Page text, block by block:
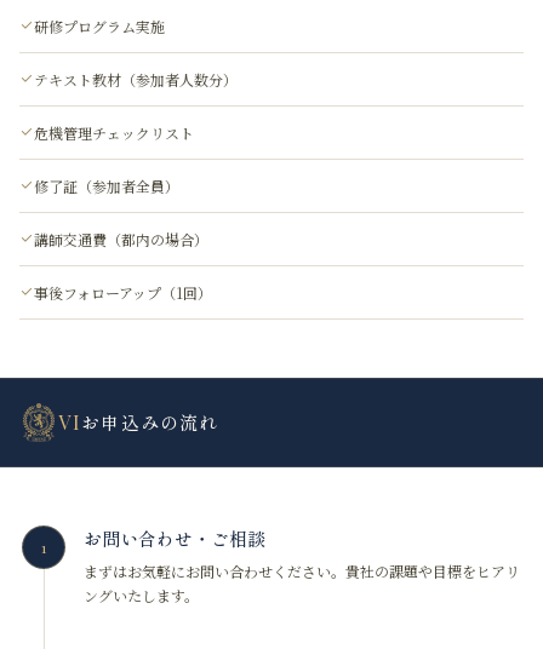
研修プログラム実施
テキスト教材（参加者人数分）
危機管理チェックリスト
修了証（参加者全員）
講師交通費（都内の場合）
事後フォローアップ（1回）
VIお申込みの流れ
1 お問い合わせ・ご相談
まずはお気軽にお問い合わせください。貴社の課題や目標をヒアリ
ングいたします。